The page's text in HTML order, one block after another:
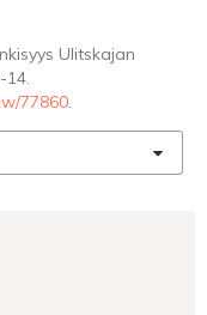
Ulitskajan
14.
77860.